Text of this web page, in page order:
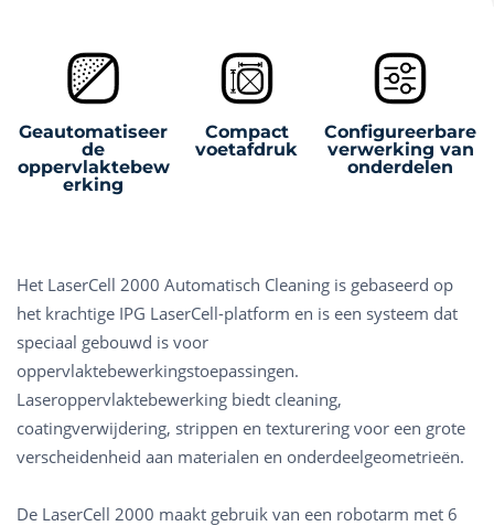
Geautomatiseer
de
oppervlaktebew
erking
Compact
voetafdruk
Configureerbare
verwerking van
onderdelen
Het LaserCell 2000 Automatisch Cleaning is gebaseerd op
het krachtige IPG LaserCell-platform en is een systeem dat
speciaal gebouwd is voor
oppervlaktebewerkingstoepassingen.
Laseroppervlaktebewerking biedt cleaning,
coatingverwijdering, strippen en texturering voor een grote
verscheidenheid aan materialen en onderdeelgeometrieën.
De LaserCell 2000 maakt gebruik van een robotarm met 6